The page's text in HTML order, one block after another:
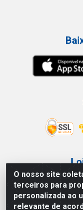
O nosso site
terceiros para
personalizada ao
relevante de
Av Vautier,